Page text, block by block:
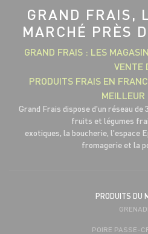
GRAND FRAIS,
MARCHÉ PRÈS
GRAND FRAIS : LES
VENTE
PRODUITS FRAIS EN
MEILLEUR
Grand Frais dispose d'un réseau de
fruits et légumes
exotiques, la boucherie, l'espace
fromagerie et la
PRODUITS DU
POIRE PASSE-